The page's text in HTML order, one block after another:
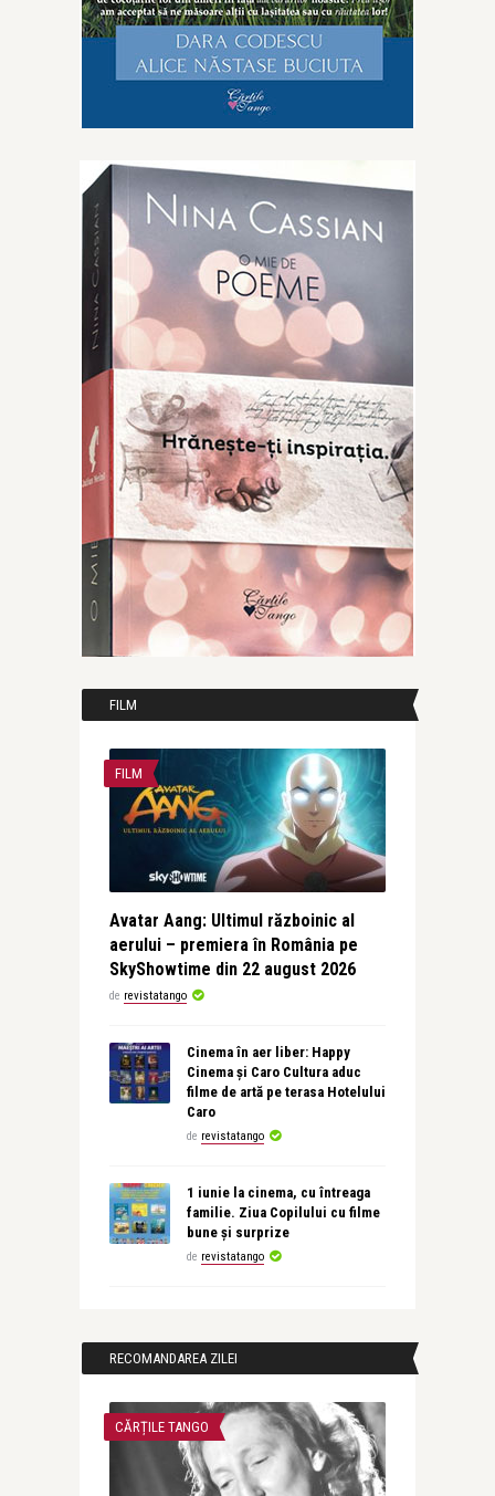
FILM
FILM
Avatar Aang: Ultimul războinic al
aerului – premiera în România pe
SkyShowtime din 22 august 2026
de revistatango
Cinema în aer liber: Happy
Cinema și Caro Cultura aduc
filme de artă pe terasa Hotelului
Caro
de revistatango
1 iunie la cinema, cu întreaga
familie. Ziua Copilului cu filme
bune și surprize
de revistatango
RECOMANDAREA ZILEI
CĂRȚILE TANGO